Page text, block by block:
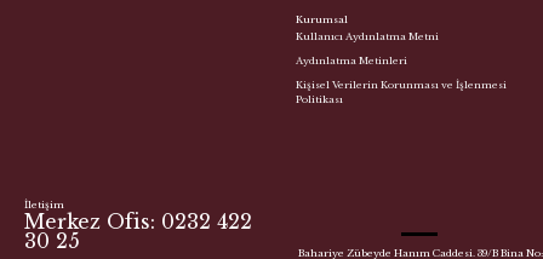
Kurumsal
Kullanıcı Aydınlatma Metni
Aydınlatma Metinleri
Kişisel Verilerin Korunması ve İşlenmesi
Politikası
İletişim
Merkez Ofis: 0232 422
30 25
Bahariye Zübeyde Hanım Caddesi. 39/B Bina No: